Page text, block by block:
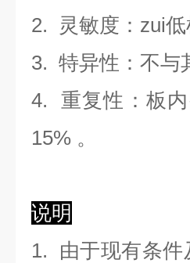
2. 灵敏度：zui
3. 特异性：不与
4. 重复性：板
15% 。
说明
1. 由于现有条件